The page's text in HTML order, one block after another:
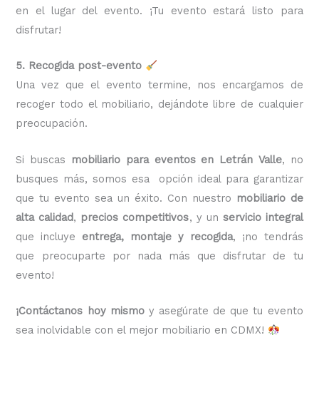
en el lugar del evento. ¡Tu evento estará listo para
disfrutar!
5. Recogida post-evento
Una vez que el evento termine, nos encargamos de
recoger todo el mobiliario, dejándote libre de cualquier
preocupación.
Si buscas mobiliario para eventos en Letrán Valle, no
busques más, somos esa opción ideal para garantizar
que tu evento sea un éxito. Con nuestro mobiliario de
alta calidad, precios competitivos, y un servicio integral
que incluye entrega, montaje y recogida, ¡no tendrás
que preocuparte por nada más que disfrutar de tu
evento!
¡Contáctanos hoy mismoy asegúrate de que tu evento
sea inolvidable con el mejor mobiliario en CDMX!